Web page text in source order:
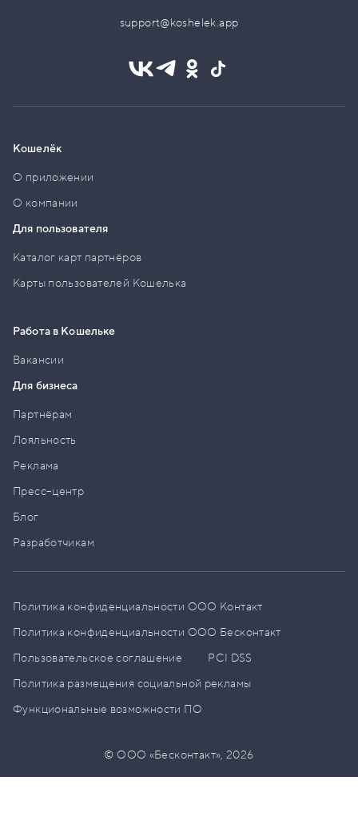
support@koshelek.app
Кошелёк
О приложении
О компании
Для пользователя
Каталог карт партнёров
Карты пользователей Кошелька
Работа в Кошельке
Вакансии
Для бизнеса
Партнёрам
Лояльность
Реклама
Пресс–центр
Блог
Разработчикам
Политика конфиденциальности ООО Контакт
Политика конфиденциальности ООО Бесконтакт
Пользовательское соглашение
PCI DSS
Политика размещения социальной рекламы
Функциональные возможности ПО
© ООО «Бесконтакт»,2026